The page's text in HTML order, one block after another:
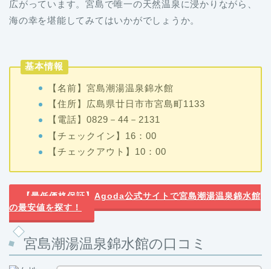
広がっています。宮島で唯一の天然温泉に浸かりながら、
海の幸を堪能してみてはいかがでしょうか。
基本情報
【名前】宮島潮湯温泉錦水館
【住所】広島県廿日市市宮島町1133
【電話】0829－44－2131
【チェックイン】16：00
【チェックアウト】10：00
【最低価格保証】Agoda公式サイトで宮島潮湯温泉錦水館
の最安値を探す！
宮島潮湯温泉錦水館の口コミ